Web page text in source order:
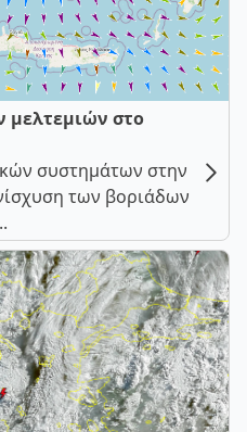
μελτεμιών στο
συστημάτων στην
των βοριάδων